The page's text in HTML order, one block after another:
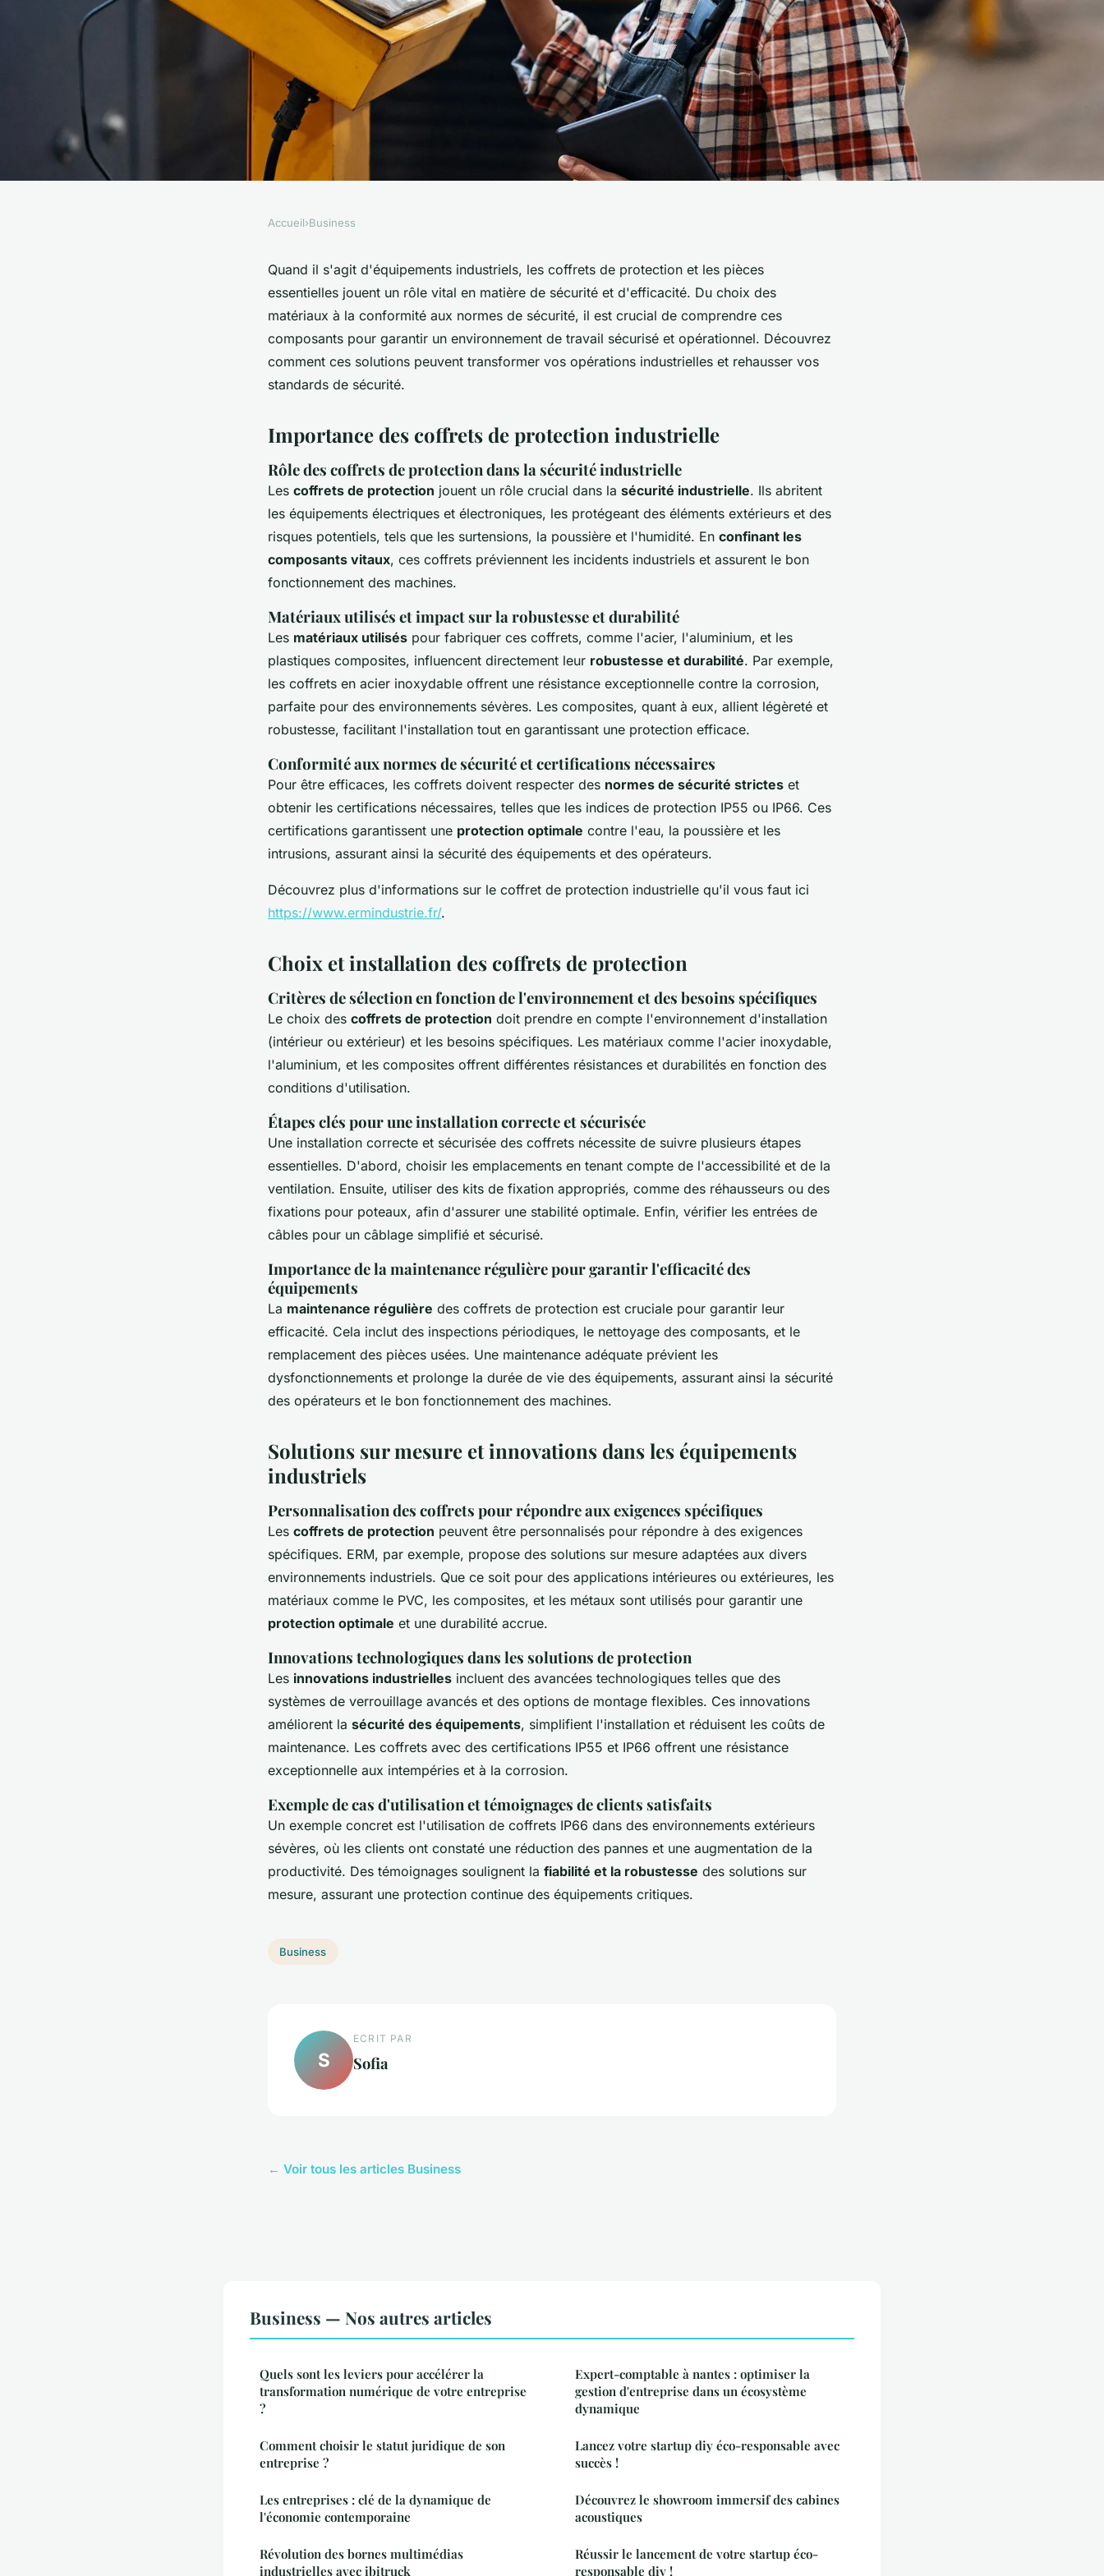
Équipements industriels : coffrets de
protection et pièces essentielles
Accueil›Business
Quand il s'agit d'équipements industriels, les coffrets de protection et les pièces
essentielles jouent un rôle vital en matière de sécurité et d'efficacité. Du choix des
matériaux à la conformité aux normes de sécurité, il est crucial de comprendre ces
composants pour garantir un environnement de travail sécurisé et opérationnel. Découvrez
comment ces solutions peuvent transformer vos opérations industrielles et rehausser vos
standards de sécurité.
Importance des coffrets de protection industrielle
Rôle des coffrets de protection dans la sécurité industrielle
Les coffrets de protection jouent un rôle crucial dans la sécurité industrielle. Ils abritent
les équipements électriques et électroniques, les protégeant des éléments extérieurs et des
risques potentiels, tels que les surtensions, la poussière et l'humidité. En confinant les
composants vitaux, ces coffrets préviennent les incidents industriels et assurent le bon
fonctionnement des machines.
Matériaux utilisés et impact sur la robustesse et durabilité
Les matériaux utilisés pour fabriquer ces coffrets, comme l'acier, l'aluminium, et les
plastiques composites, influencent directement leur robustesse et durabilité. Par exemple,
les coffrets en acier inoxydable offrent une résistance exceptionnelle contre la corrosion,
parfaite pour des environnements sévères. Les composites, quant à eux, allient légèreté et
robustesse, facilitant l'installation tout en garantissant une protection efficace.
Conformité aux normes de sécurité et certifications nécessaires
Pour être efficaces, les coffrets doivent respecter des normes de sécurité strictes et
obtenir les certifications nécessaires, telles que les indices de protection IP55 ou IP66. Ces
certifications garantissent une protection optimale contre l'eau, la poussière et les
intrusions, assurant ainsi la sécurité des équipements et des opérateurs.
Découvrez plus d'informations sur le coffret de protection industrielle qu'il vous faut ici
https://www.ermindustrie.fr/.
Choix et installation des coffrets de protection
Critères de sélection en fonction de l'environnement et des besoins spécifiques
Le choix des coffrets de protection doit prendre en compte l'environnement d'installation
(intérieur ou extérieur) et les besoins spécifiques. Les matériaux comme l'acier inoxydable,
l'aluminium, et les composites offrent différentes résistances et durabilités en fonction des
conditions d'utilisation.
Étapes clés pour une installation correcte et sécurisée
Une installation correcte et sécurisée des coffrets nécessite de suivre plusieurs étapes
essentielles. D'abord, choisir les emplacements en tenant compte de l'accessibilité et de la
ventilation. Ensuite, utiliser des kits de fixation appropriés, comme des réhausseurs ou des
fixations pour poteaux, afin d'assurer une stabilité optimale. Enfin, vérifier les entrées de
câbles pour un câblage simplifié et sécurisé.
Importance de la maintenance régulière pour garantir l'efficacité des
équipements
La maintenance régulière des coffrets de protection est cruciale pour garantir leur
efficacité. Cela inclut des inspections périodiques, le nettoyage des composants, et le
remplacement des pièces usées. Une maintenance adéquate prévient les
dysfonctionnements et prolonge la durée de vie des équipements, assurant ainsi la sécurité
des opérateurs et le bon fonctionnement des machines.
Solutions sur mesure et innovations dans les équipements
industriels
Personnalisation des coffrets pour répondre aux exigences spécifiques
Les coffrets de protection peuvent être personnalisés pour répondre à des exigences
spécifiques. ERM, par exemple, propose des solutions sur mesure adaptées aux divers
environnements industriels. Que ce soit pour des applications intérieures ou extérieures, les
matériaux comme le PVC, les composites, et les métaux sont utilisés pour garantir une
protection optimale et une durabilité accrue.
Innovations technologiques dans les solutions de protection
Les innovations industrielles incluent des avancées technologiques telles que des
systèmes de verrouillage avancés et des options de montage flexibles. Ces innovations
améliorent la sécurité des équipements, simplifient l'installation et réduisent les coûts de
maintenance. Les coffrets avec des certifications IP55 et IP66 offrent une résistance
exceptionnelle aux intempéries et à la corrosion.
Exemple de cas d'utilisation et témoignages de clients satisfaits
Un exemple concret est l'utilisation de coffrets IP66 dans des environnements extérieurs
sévères, où les clients ont constaté une réduction des pannes et une augmentation de la
productivité. Des témoignages soulignent la fiabilité et la robustesse des solutions sur
mesure, assurant une protection continue des équipements critiques.
Business
S
ECRIT PAR
Sofia
← Voir tous les articles Business
Business — Nos autres articles
Quels sont les leviers pour accélérer la
transformation numérique de votre entreprise
?
Comment choisir le statut juridique de son
entreprise ?
Les entreprises : clé de la dynamique de
l'économie contemporaine
Révolution des bornes multimédias
industrielles avec ibitruck
Expert-comptable à nantes : optimiser la
gestion d'entreprise dans un écosystème
dynamique
Lancez votre startup diy éco-responsable avec
succès !
Découvrez le showroom immersif des cabines
acoustiques
Réussir le lancement de votre startup éco-
responsable diy !